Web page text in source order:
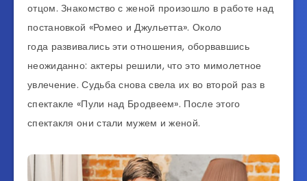
отцом. Знакомство с женой произошло в работе над
постановкой «Ромео и Джульетта». Около
года развивались эти отношения, оборвавшись
неожиданно: актеры решили, что это мимолетное
увлечение. Судьба снова свела их во второй раз в
спектакле «Пули над Бродвеем». После этого
спектакля они стали мужем и женой.